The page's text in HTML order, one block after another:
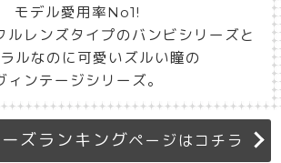
モデル愛用率No1!
ルレンズタイプのバンビシリーズと
ルなのに可愛いズルい瞳の
ィンテージシリーズ。
ズランキングページはコチラ